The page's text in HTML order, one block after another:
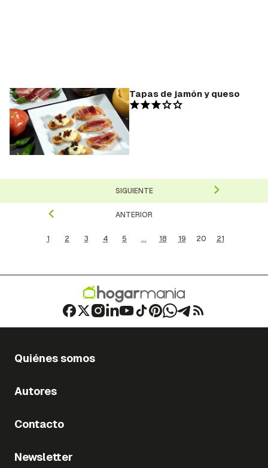
Tapas de jamón y queso
ANTERIOR
1 2 3 4 5 ... 18 19 20 21
SIGUIENTE
Quiénes somos
Autores
Contacto
Newsletter